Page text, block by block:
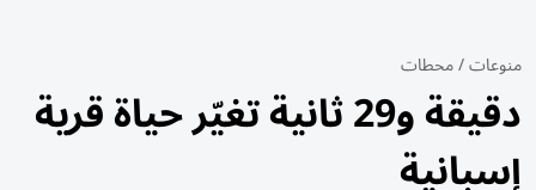
منوعات/محطات
دقيقة و29 ثانية تغيّر حياة قرية
إسبانية